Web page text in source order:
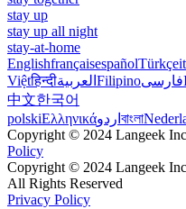
stay up
stay up all night
stay-at-home
EnglishfrançaisespañolTürkçe
Việtहिन्दीالعربية Filipinoفارسی
中文한국어
polskiΕλληνικάاردو বাংলা
Copyright © 2024 Langeek
Policy
Copyright © 2024 Langeek
All Rights Reserved
Privacy Policy